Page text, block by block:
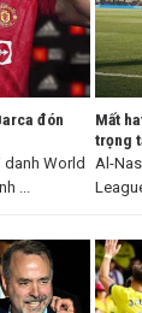
đón
danh World
...
Mất
trọng
Al-